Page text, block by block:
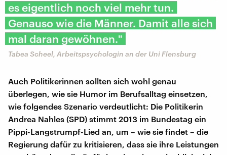
es eigentlich noch viel mehr tun.
Genauso wie die Männer. Damit alle sich
mal daran gewöhnen."
Tabea Scheel, Arbeitspsychologin an der Uni Flensburg
Auch Politikerinnen sollten sich wohl genau
überlegen, wie sie Humor im Berufsalltag einsetzen,
wie folgendes Szenario verdeutlicht: Die Politikerin
Andrea Nahles (SPD) stimmt 2013 im Bundestag ein
Pippi-Langstrumpf-Lied an, um – wie sie findet – die
Regierung dafür zu kritisieren, dass sie ihre Leistungen